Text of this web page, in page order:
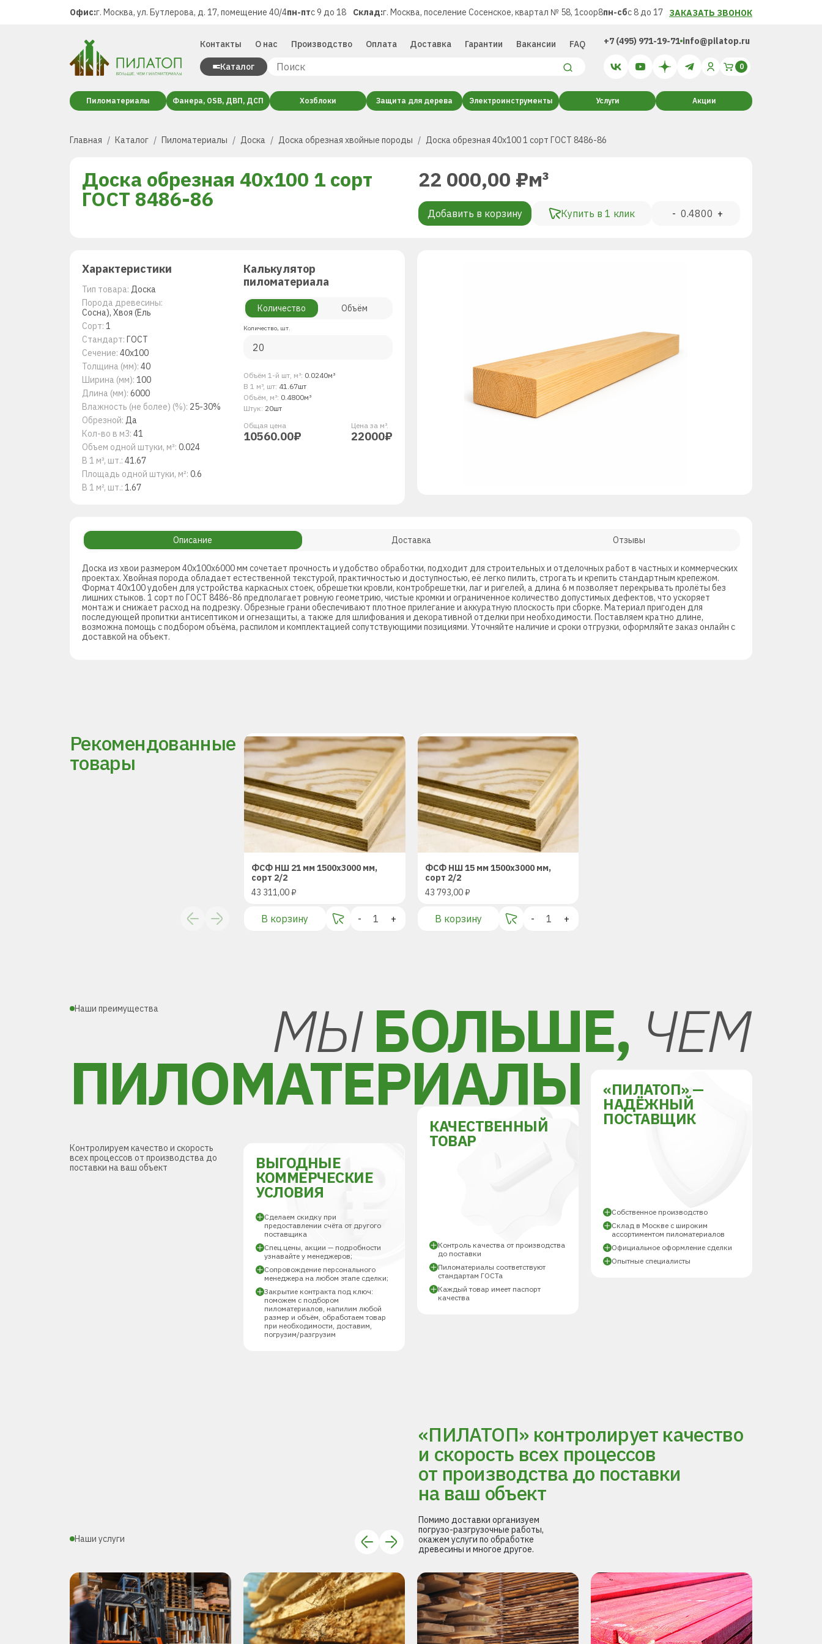
Офис:г. Москва, ул. Бутлерова, д. 17, помещение 40/4пн-птс 9 до 18 Склад:г. Москва, поселение Сосенское, квартал № 58, 1соор8пн-сбс 8 до 17 ЗАКАЗАТЬ ЗВОНОК
Контакты О нас Производство Оплата Доставка Гарантии Вакансии FAQ
Каталог
+7 (495) 971-19-71 info@pilatop.ru
Пиломатериалы Фанера, OSB, ДВП, ДСП Хозблоки Защита для дерева Электроинструменты Услуги Акции
Главная Каталог Пиломатериалы Доска Доска обрезная хвойные породы Доска обрезная 40х100 1 сорт ГОСТ 8486-86
Доска обрезная 40х100 1 сорт
ГОСТ 8486-86
22 000,00 ₽м³
Добавить в корзину Купить в 1 клик - +
Характеристики
Тип товара: Доска
Порода древесины:
Сосна), Хвоя (Ель
Сорт: 1
Стандарт: ГОСТ
Сечение: 40x100
Толщина (мм): 40
Ширина (мм): 100
Длина (мм): 6000
Влажность (не более) (%): 25-30%
Обрезной: Да
Кол-во в м3: 41
Объем одной штуки, м³: 0.024
В 1 м³, шт.: 41.67
Площадь одной штуки, м²: 0.6
В 1 м², шт.: 1.67
Калькулятор
пиломатериала
Количество Объём
Количество, шт.
Объём 1-й шт, м³: 0.0240м³
В 1 м³, шт: 41.67шт
Объём, м³: 0.4800м³
Штук: 20шт
Общая ценa
10560.00₽
Цена за м³.
22000₽
Описание Доставка Отзывы
Доска из хвои размером 40х100х6000 мм сочетает прочность и удобство обработки, подходит для строительных и отделочных работ в частных и коммерческих
проектах. Хвойная порода обладает естественной текстурой, практичностью и доступностью, её легко пилить, строгать и крепить стандартным крепежом.
Формат 40х100 удобен для устройства каркасных стоек, обрешетки кровли, контробрешетки, лаг и ригелей, а длина 6 м позволяет перекрывать пролёты без
лишних стыков. 1 сорт по ГОСТ 8486-86 предполагает ровную геометрию, чистые кромки и ограниченное количество допустимых дефектов, что ускоряет
монтаж и снижает расход на подрезку. Обрезные грани обеспечивают плотное прилегание и аккуратную плоскость при сборке. Материал пригоден для
последующей пропитки антисептиком и огнезащиты, а также для шлифования и декоративной отделки при необходимости. Поставляем кратно длине,
возможна помощь с подбором объёма, распилом и комплектацией сопутствующими позициями. Уточняйте наличие и сроки отгрузки, оформляйте заказ онлайн с
доставкой на объект.
Рекомендованные
товары
ФСФ НШ 21 мм 1500х3000 мм,
сорт 2/2
43 311,00₽
В корзину - +
ФСФ НШ 15 мм 1500х3000 мм,
сорт 2/2
43 793,00₽
В корзину - +
Наши преимущества МЫБОЛЬШЕ, ЧЕМ
ПИЛОМАТЕРИАЛЫ
Контролируем качество и скорость
всех процессов от производства до
поставки на ваш объект
ВЫГОДНЫЕ
КОММЕРЧЕСКИЕ
УСЛОВИЯ
Сделаем скидку при
предоставлении счёта от другого
поставщика
Спец.цены, акции — подробности
узнавайте у менеджеров;
Сопровождение персонального
менеджера на любом этапе сделки;
Закрытие контракта под ключ:
поможем с подбором
пиломатериалов, напилим любой
размер и объём, обработаем товар
при необходимости, доставим,
погрузим/разгрузим
КАЧЕСТВЕННЫЙ
ТОВАР
Контроль качества от производства
до поставки
Пиломатериалы соответствуют
стандартам ГОСТа
Каждый товар имеет паспорт
качества
«ПИЛАТОП» —
НАДЁЖНЫЙ
ПОСТАВЩИК
Собственное производство
Склад в Москве с широким
ассортиментом пиломатериалов
Официальное оформление сделки
Опытные специалисты
Наши услуги
«ПИЛАТОП» контролирует качество
и скорость всех процессов
от производства до поставки
на ваш объект
Помимо доставки организуем
погрузо-разгрузочные работы,
окажем услуги по обработке
древесины и многое другое.